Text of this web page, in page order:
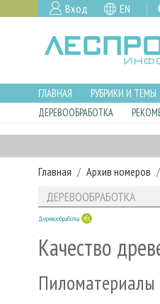
Вход EN
ГЛАВНАЯ РУБРИКИ И ТЕМЫ
ДЕРЕВООБРАБОТКА
Главная Архив номеров
ДЕРЕВООБРАБОТКА
Деревообработка
Качество
Пиломатериалы